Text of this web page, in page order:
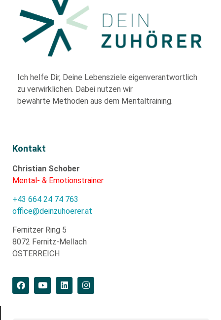
Ich helfe Dir, Deine Lebensziele eigenverantwortlich
zu verwirklichen. Dabei nutzen wir
bewährte Methoden aus dem Mentaltraining.
Kontakt
Christian Schober
Mental- & Emotionstrainer
+43 664 24 74 763
office@deinzuhoerer.at
Fernitzer Ring 5
8072 Fernitz-Mellach
ÖSTERREICH